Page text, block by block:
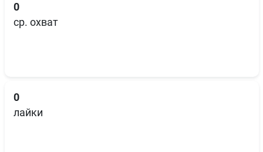
0
ср. охват
0
лайки